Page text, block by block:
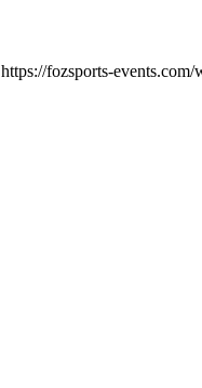
https://fozsports-